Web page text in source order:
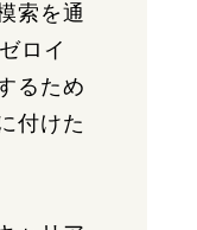
索を通
ロイ
るため
付けた